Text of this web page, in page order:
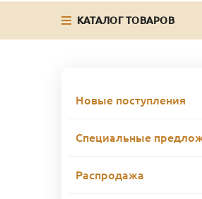
КАТАЛОГ ТОВАРОВ
Новые поступления
Специальные
Распродажа